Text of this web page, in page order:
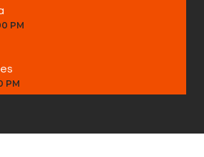
PM
PM